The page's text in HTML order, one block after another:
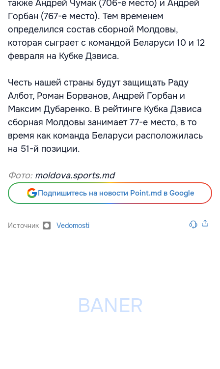
также Андрей Чумак (706-е место) и Андрей
Горбан (767-е место). Тем временем
определился состав сборной Молдовы,
которая сыграет с командой Беларуси 10 и 12
февраля на Кубке Дэвиса.
Честь нашей страны будут защищать Раду
Албот, Роман Борванов, Андрей Горбан и
Максим Дубаренко. В рейтинге Кубка Дэвиса
сборная Молдовы занимает 77-е место, в то
время как команда Беларуси расположилась
на 51-й позиции.
Фото: moldova.sports.md
Подпишитесь на новости Point.md в Google
Источник Vedomosti